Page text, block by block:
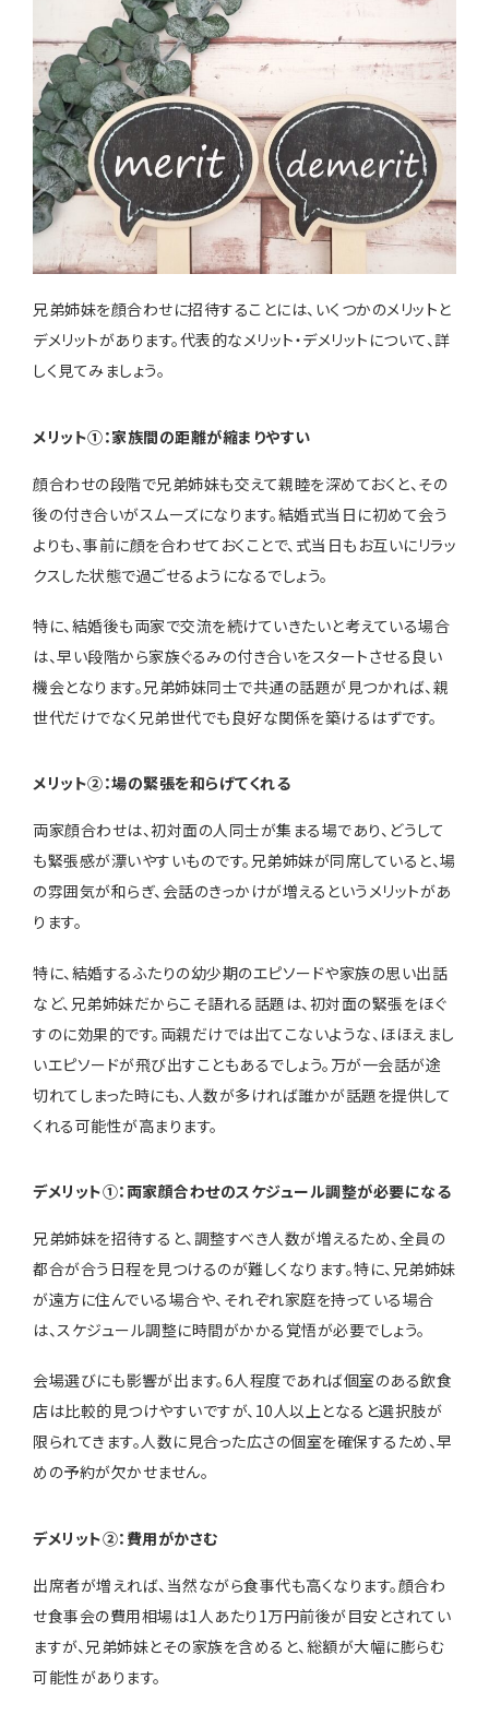
兄弟姉妹を顔合わせに招待することには、いくつかのメリットと
デメリットがあります。代表的なメリット・デメリットについて、詳
しく見てみましょう。
メリット①：家族間の距離が縮まりやすい
顔合わせの段階で兄弟姉妹も交えて親睦を深めておくと、その
後の付き合いがスムーズになります。結婚式当日に初めて会う
よりも、事前に顔を合わせておくことで、式当日もお互いにリラッ
クスした状態で過ごせるようになるでしょう。
特に、結婚後も両家で交流を続けていきたいと考えている場合
は、早い段階から家族ぐるみの付き合いをスタートさせる良い
機会となります。兄弟姉妹同士で共通の話題が見つかれば、親
世代だけでなく兄弟世代でも良好な関係を築けるはずです。
メリット②：場の緊張を和らげてくれる
両家顔合わせは、初対面の人同士が集まる場であり、どうして
も緊張感が漂いやすいものです。兄弟姉妹が同席していると、場
の雰囲気が和らぎ、会話のきっかけが増えるというメリットがあ
ります。
特に、結婚するふたりの幼少期のエピソードや家族の思い出話
など、兄弟姉妹だからこそ語れる話題は、初対面の緊張をほぐ
すのに効果的です。両親だけでは出てこないような、ほほえまし
いエピソードが飛び出すこともあるでしょう。万が一会話が途
切れてしまった時にも、人数が多ければ誰かが話題を提供して
くれる可能性が高まります。
デメリット①：両家顔合わせのスケジュール調整が必要になる
兄弟姉妹を招待すると、調整すべき人数が増えるため、全員の
都合が合う日程を見つけるのが難しくなります。特に、兄弟姉妹
が遠方に住んでいる場合や、それぞれ家庭を持っている場合
は、スケジュール調整に時間がかかる覚悟が必要でしょう。
会場選びにも影響が出ます。6人程度であれば個室のある飲食
店は比較的見つけやすいですが、10人以上となると選択肢が
限られてきます。人数に見合った広さの個室を確保するため、早
めの予約が欠かせません。
デメリット②：費用がかさむ
出席者が増えれば、当然ながら食事代も高くなります。顔合わ
せ食事会の費用相場は1人あたり1万円前後が目安とされてい
ますが、兄弟姉妹とその家族を含めると、総額が大幅に膨らむ
可能性があります。